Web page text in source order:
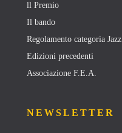
ll Premio
Il bando
Regolamento categoria Jazz
Edizioni precedenti
Associazione F.E.A.
NEWSLETTER